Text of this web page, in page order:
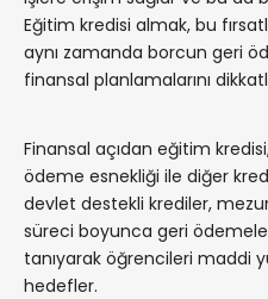
Eğitim kredisi almak, bu
aynı zamanda borcun geri
finansal planlamalarını
Finansal açıdan eğitim
ödeme esnekliği ile diğer
devlet destekli krediler,
süreci boyunca geri
tanıyarak öğrencileri maddi
hedefler.